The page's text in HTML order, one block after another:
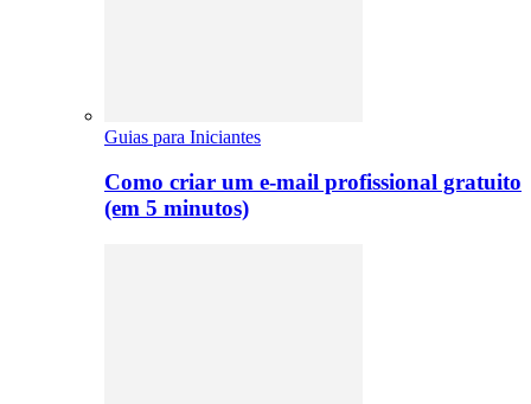
Guias para Iniciantes
Como criar um e-mail profissional gratuito
(em 5 minutos)